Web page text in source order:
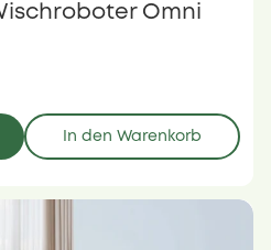
Omni
In den Warenkorb